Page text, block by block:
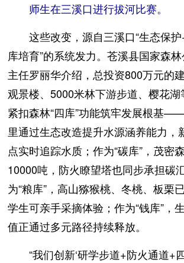
师生在三溪口进行拔河比赛。
这些改变，源自三溪口“生态保
库培育”的系统发力。苍溪县国家森
主任罗丽华介绍，总投资800万元的
观景楼、5000米林下游步道、樱花
紧扣森林“四库”功能筑牢发展根基
里通过生态改造提升水源涵养能力，
点实时追踪水质；作为“碳库”，茂密
10000吨，防火瞭望塔也同步承担碳
为“粮库”，高山猕猴桃、冬桃、板栗
学生可亲手采摘体验；作为“钱库”，
值正通过多元路径持续释放。
“我们创新‘研学步道+防火通道+